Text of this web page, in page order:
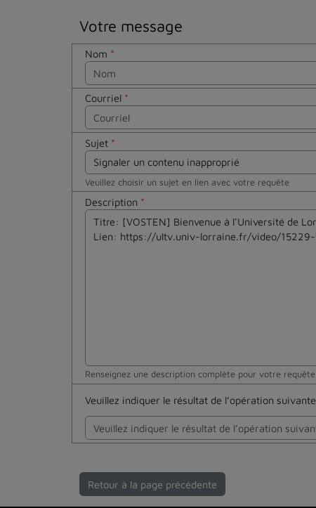
Votre message
Nom *
Courriel *
Sujet *
Veuillez choisir un sujet en lien avec votre requête
Description *
Renseignez une description complète pour votre requête
Veuillez indiquer le résultat de l’opération suivante
Retour à la page précédente